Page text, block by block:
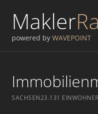
Makler
powered by WAVEPOINT
SACHSEN23.131 EINWOHNER